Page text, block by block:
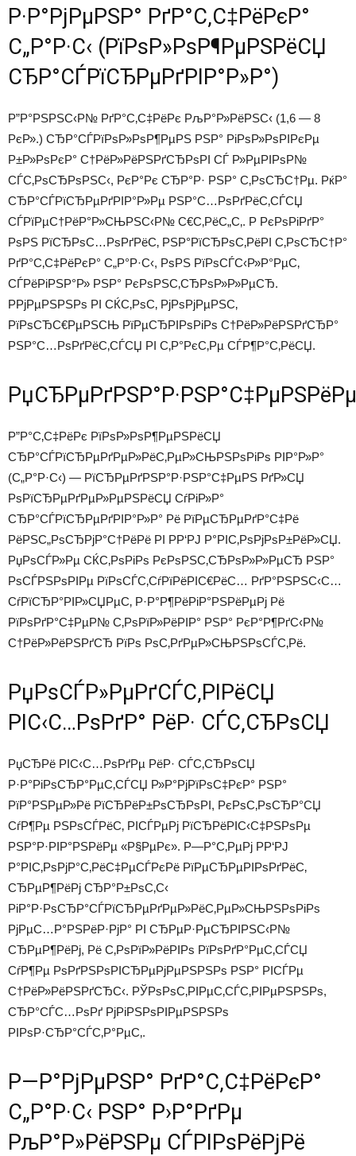
Р·Р°РјРµРЅР° РґР°С‚С‡РёРєР°
С„Р°Р·С‹ (РїРѕР»РѕР¶РµРЅРёСЏ
СЂР°СЃРїСЂРµРґРІР°Р»Р°)
Р”Р°РЅРЅС‹Р№ РґР°С‚С‡РёРє РљР°Р»РёРЅС‹ (1,6 — 8
РєР».) СЂР°СЃРїРѕР»РѕР¶РµРЅ РЅР° РіРѕР»РѕРІРєРµ
Р±Р»РѕРєР° С†РёР»РёРЅРґСЂРѕРІ СЃ Р»РµРІРѕР№
СЃС‚РѕСЂРѕРЅС‹, РєР°Рє СЂР°Р· РЅР° С‚РѕСЂС†Рµ. РќР°
СЂР°СЃРїСЂРµРґРІР°Р»Рµ РЅР°С…РѕРґРёС‚СЃСЏ
СЃРїРµС†РёР°Р»СЊРЅС‹Р№ С€С‚РёС„С‚. Р РєРѕРіРґР°
РѕРЅ РїСЂРѕС…РѕРґРёС‚ РЅР°РїСЂРѕС‚РёРІ С‚РѕСЂС†Р°
РґР°С‚С‡РёРєР° С„Р°Р·С‹, РѕРЅ РїРѕСЃС‹Р»Р°РµС‚
СЃРёРіРЅР°Р» РЅР° РєРѕРЅС‚СЂРѕР»Р»РµСЂ.
РРјРµРЅРЅРѕ РІ СЌС‚РѕС‚ РјРѕРјРµРЅС‚
РїРѕСЂС€РµРЅСЊ РїРµСЂРІРѕРіРѕ С†РёР»РёРЅРґСЂР°
РЅР°С…РѕРґРёС‚СЃСЏ РІ С‚Р°РєС‚Рµ СЃР¶Р°С‚РёСЏ.
РџСЂРµРґРЅР°Р·РЅР°С‡РµРЅРёРµ
Р”Р°С‚С‡РёРє РїРѕР»РѕР¶РµРЅРёСЏ
СЂР°СЃРїСЂРµРґРµР»РёС‚РµР»СЊРЅРѕРіРѕ РІР°Р»Р°
(С„Р°Р·С‹) — РїСЂРµРґРЅР°Р·РЅР°С‡РµРЅ РґР»СЏ
РѕРїСЂРµРґРµР»РµРЅРёСЏ СѓРіР»Р°
СЂР°СЃРїСЂРµРґРІР°Р»Р° Рё РїРµСЂРµРґР°С‡Рё
РёРЅС„РѕСЂРјР°С†РёРё РІ Р­Р‘РЈ Р°РІС‚РѕРјРѕР±РёР»СЏ.
РџРѕСЃР»Рµ СЌС‚РѕРіРѕ РєРѕРЅС‚СЂРѕР»Р»РµСЂ РЅР°
РѕСЃРЅРѕРІРµ РїРѕСЃС‚СѓРїРёРІС€РёС… РґР°РЅРЅС‹С…
СѓРїСЂР°РІР»СЏРµС‚ Р·Р°Р¶РёРіР°РЅРёРµРј Рё
РїРѕРґР°С‡РµР№ С‚РѕРїР»РёРІР° РЅР° РєР°Р¶РґС‹Р№
С†РёР»РёРЅРґСЂ РїРѕ РѕС‚РґРµР»СЊРЅРѕСЃС‚Рё.
РџРѕСЃР»РµРґСЃС‚РІРёСЏ
РІС‹С…РѕРґР° РёР· СЃС‚СЂРѕСЏ
РџСЂРё РІС‹С…РѕРґРµ РёР· СЃС‚СЂРѕСЏ
Р·Р°РіРѕСЂР°РµС‚СЃСЏ Р»Р°РјРїРѕС‡РєР° РЅР°
РїР°РЅРµР»Рё РїСЂРёР±РѕСЂРѕРІ, РєРѕС‚РѕСЂР°СЏ
СѓР¶Рµ РЅРѕСЃРёС‚ РІСЃРµРј РїСЂРёРІС‹С‡РЅРѕРµ
РЅР°Р·РІР°РЅРёРµ «Р§РµРє». Р—Р°С‚РµРј Р­Р‘РЈ
Р°РІС‚РѕРјР°С‚РёС‡РµСЃРєРё РїРµСЂРµРІРѕРґРёС‚
СЂРµР¶РёРј СЂР°Р±РѕС‚С‹
РіР°Р·РѕСЂР°СЃРїСЂРµРґРµР»РёС‚РµР»СЊРЅРѕРіРѕ
РјРµС…Р°РЅРёР·РјР° РІ СЂРµР·РµСЂРІРЅС‹Р№
СЂРµР¶РёРј, Рё С‚РѕРїР»РёРІРѕ РїРѕРґР°РµС‚СЃСЏ
СѓР¶Рµ РѕРґРЅРѕРІСЂРµРјРµРЅРЅРѕ РЅР° РІСЃРµ
С†РёР»РёРЅРґСЂС‹. РЎРѕРѕС‚РІРµС‚СЃС‚РІРµРЅРЅРѕ,
СЂР°СЃС…РѕРґ РјРіРЅРѕРІРµРЅРЅРѕ
РІРѕР·СЂР°СЃС‚Р°РµС‚.
Р—Р°РјРµРЅР° РґР°С‚С‡РёРєР°
С„Р°Р·С‹ РЅР° Р›Р°РґРµ
РљР°Р»РёРЅРµ СЃРІРѕРёРјРё